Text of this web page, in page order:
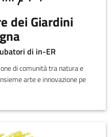
dei Giardini
di in-ER
di comunità tra natura e
arte e innovazione pe